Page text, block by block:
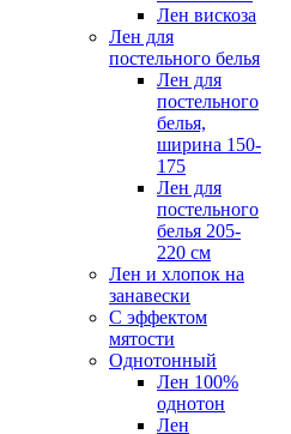
Лен вискоза
Лен для
постельного белья
Лен для
постельного
белья,
ширина 150-
175
Лен для
постельного
белья 205-
220 см
Лен и хлопок на
занавески
С эффектом
мятости
Однотонный
Лен 100%
однотон
Лен